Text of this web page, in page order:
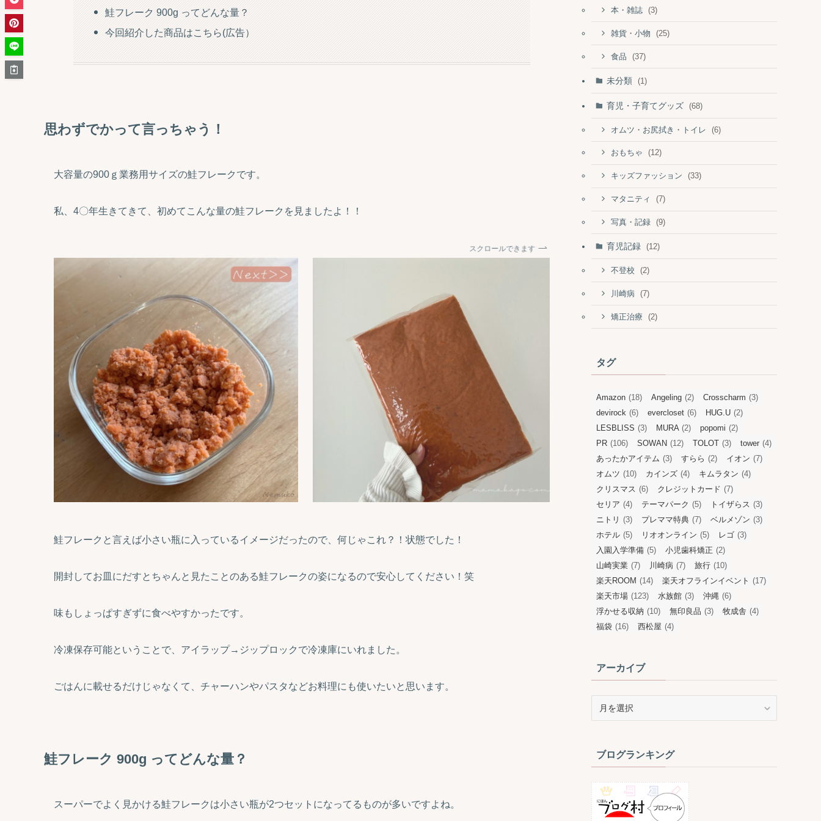
鮭フレーク 900g ってどんな量？
今回紹介した商品はこちら(広告）
思わずでかって言っちゃう！
大容量の900ｇ業務用サイズの鮭フレークです。
私、4〇年生きてきて、初めてこんな量の鮭フレークを見ましたよ！！
スクロールできます
鮭フレークと言えば小さい瓶に入っているイメージだったので、何じゃこれ？！状態でした！
開封してお皿にだすとちゃんと見たことのある鮭フレークの姿になるので安心してください！笑
味もしょっぱすぎずに食べやすかったです。
冷凍保存可能ということで、アイラップ→ジップロックで冷凍庫にいれました。
ごはんに載せるだけじゃなくて、チャーハンやパスタなどお料理にも使いたいと思います。
鮭フレーク 900g ってどんな量？
スーパーでよく見かける鮭フレークは小さい瓶が2つセットになってるものが多いですよね。
本・雑誌 (3)
雑貨・小物 (25)
食品 (37)
未分類 (1)
育児・子育てグッズ (68)
オムツ・お尻拭き・トイレ (6)
おもちゃ (12)
キッズファッション (33)
マタニティ (7)
写真・記録 (9)
育児記録 (12)
不登校 (2)
川崎病 (7)
矯正治療 (2)
タグ
Amazon (18) Angeling (2) Crosscharm (3)
devirock (6) evercloset (6) HUG.U (2)
LESBLISS (3) MURA (2) popomi (2)
PR (106) SOWAN (12) TOLOT (3) tower (4)
あったかアイテム (3) すらら (2) イオン (7)
オムツ (10) カインズ (4) キムラタン (4)
クリスマス (6) クレジットカード (7)
セリア (4) テーマパーク (5) トイザらス (3)
ニトリ (3) プレママ特典 (7) ベルメゾン (3)
ホテル (5) リオオンライン (5) レゴ (3)
入園入学準備 (5) 小児歯科矯正 (2)
山崎実業 (7) 川崎病 (7) 旅行 (10)
楽天ROOM (14) 楽天オフラインイベント (17)
楽天市場 (123) 水族館 (3) 沖縄 (6)
浮かせる収納 (10) 無印良品 (3) 牧成舎 (4)
福袋 (16) 西松屋 (4)
アーカイブ
ブブログランキング